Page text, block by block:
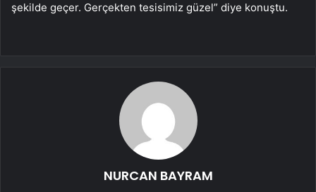
şekilde geçer. Gerçekten tesisimiz güzel” diye konuştu.
NURCAN BAYRAM